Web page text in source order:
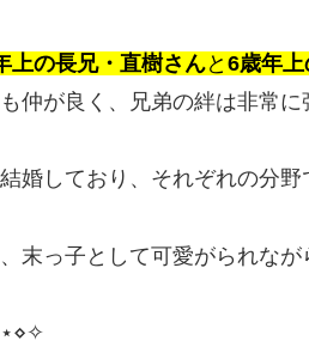
上の長兄・直樹さんと 6歳年
仲が良く、兄弟の絆は非常に
婚しており、それぞれの分野
末っ子として可愛がられな